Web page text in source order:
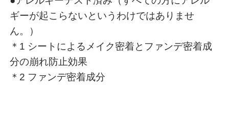
ギーが起こらないというわけではありませ
ん。）
＊1 シートによるメイク密着とファンデ密着成
分の崩れ防止効果
＊2 ファンデ密着成分